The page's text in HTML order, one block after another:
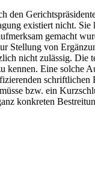
existiert nicht.
gemacht
Stellung von
nicht zulässig. Die
Eine solche
bzw. ein
konkreten